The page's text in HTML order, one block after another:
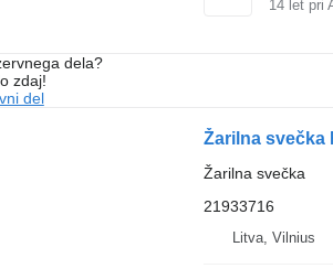
14let pri
dela?
zdaj!
del
Žarilna svečka
Žarilna svečka
21933716
Litva, Vilnius